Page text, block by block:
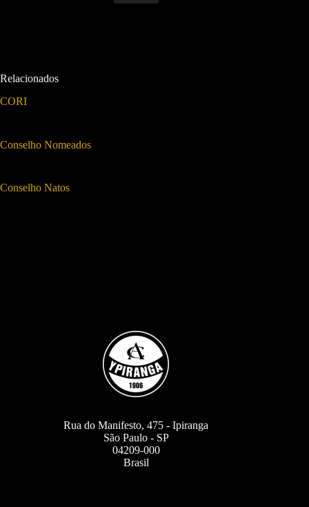
Relacionados
CORI
Conselho Nomeados
Conselho Natos
Rua do Manifesto, 475 - Ipiranga
São Paulo - SP
04209-000
Brasil